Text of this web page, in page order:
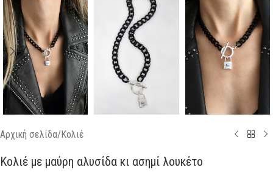
Αρχική σελίδα/Κολιέ
Κολιέ με μαύρη αλυσίδα κι ασημί λουκέτο